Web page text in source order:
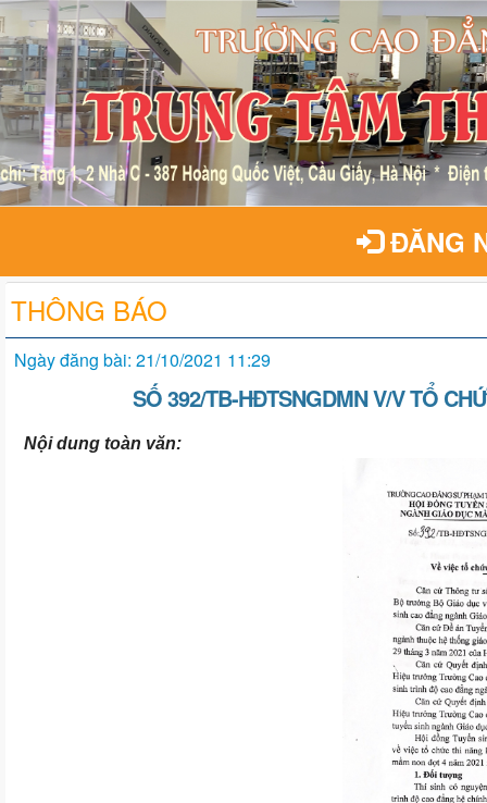
ĐĂNG
THÔNG BÁO
Ngày đăng bài: 21/10/2021 11:29
SỐ 392/TB-HĐTSNGDMN V/V TỔ
Nội dung toàn văn: